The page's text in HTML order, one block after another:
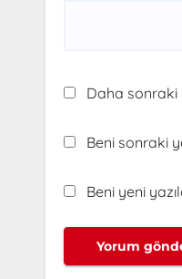
Daha sonraki
Beni sonraki
Beni yeni